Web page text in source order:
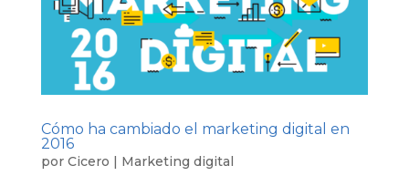
Cómo ha cambiado el marketing digital en
2016
por Cicero | Marketing digital